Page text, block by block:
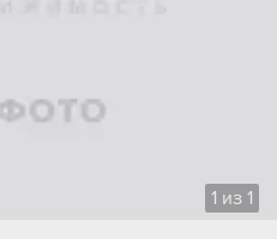
1 из 1